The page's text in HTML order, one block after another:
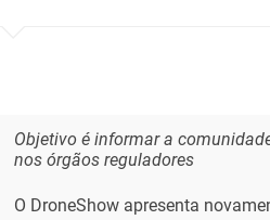
Objetivo é informar a
nos órgãos reguladores
O DroneShow apresenta